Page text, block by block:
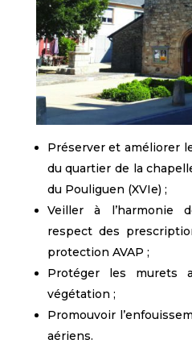
Préserver et améliorer
du quartier de la
du Pouliguen (XVIe) ;
Veiller à l’harmonie
respect des
protection AVAP ;
Protéger les murets
végétation ;
Promouvoir
aériens.